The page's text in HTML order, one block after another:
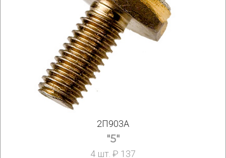
2П903А
"5"
4 шт. ₽ 137